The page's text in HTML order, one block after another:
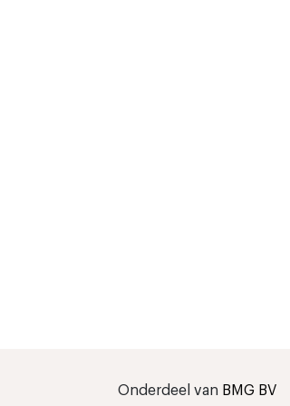
Onderdeel van BMG BV